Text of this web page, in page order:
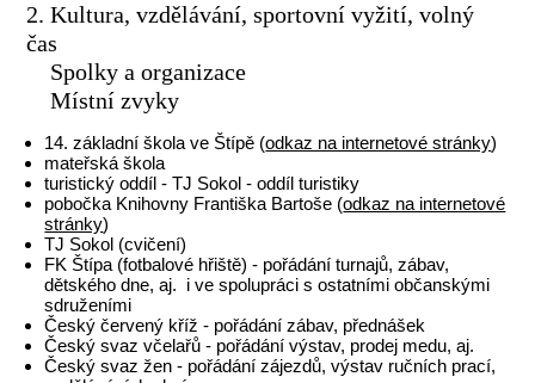
2. Kultura, vzdělávání, sportovní vyžití, volný
čas
Spolky a organizace
Místní zvyky
14. základní škola ve Štípě (odkaz na internetové stránky)
mateřská škola
turistický oddíl - TJ Sokol - oddíl turistiky
pobočka Knihovny Františka Bartoše (odkaz na internetové
stránky)
TJ Sokol (cvičení)
FK Štípa (fotbalové hřiště) - pořádání turnajů, zábav,
dětského dne, aj. i ve spolupráci s ostatními občanskými
sdruženími
Český červený kříž - pořádání zábav, přednášek
Český svaz včelařů - pořádání výstav, prodej medu, aj.
Český svaz žen - pořádání zájezdů, výstav ručních prací,